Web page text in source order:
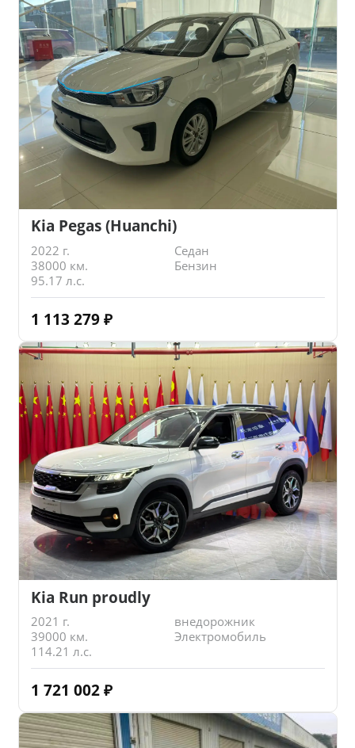
Kia Pegas (Huanchi)
2022 г.
Седан
38000 км.
Бензин
95.17 л.с.
1 113 279 ₽
Kia Run proudly
2021 г.
внедорожник
39000 км.
Электромобиль
114.21 л.с.
1 721 002 ₽